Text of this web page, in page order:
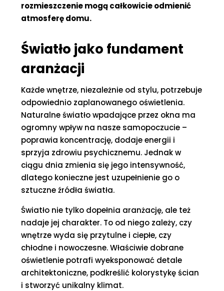
rozmieszczenie mogą całkowicie odmienić
atmosferę domu.
Światło jako fundament
aranżacji
Każde wnętrze, niezależnie od stylu, potrzebuje
odpowiednio zaplanowanego oświetlenia.
Naturalne światło wpadające przez okna ma
ogromny wpływ na nasze samopoczucie –
poprawia koncentrację, dodaje energii i
sprzyja zdrowiu psychicznemu. Jednak w
ciągu dnia zmienia się jego intensywność,
dlatego konieczne jest uzupełnienie go o
sztuczne źródła światła.
Światło nie tylko dopełnia aranżację, ale też
nadaje jej charakter. To od niego zależy, czy
wnętrze wyda się przytulne i ciepłe, czy
chłodne i nowoczesne. Właściwie dobrane
oświetlenie potrafi wyeksponować detale
architektoniczne, podkreślić kolorystykę ścian
i stworzyć unikalny klimat.